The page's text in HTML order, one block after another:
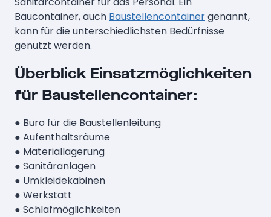
Baucontainer, auch Baustellencontainergenannt,
kann für die unterschiedlichsten Bedürfnisse
genutzt werden.
Überblick Einsatzmöglichkeiten
für Baustellencontainer:
● Büro für die Baustellenleitung
● Aufenthaltsräume
● Materiallagerung
● Sanitäranlagen
● Umkleidekabinen
● Werkstatt
● Schlafmöglichkeiten